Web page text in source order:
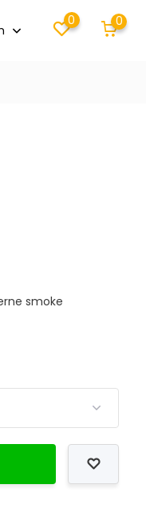
0 0
smoke